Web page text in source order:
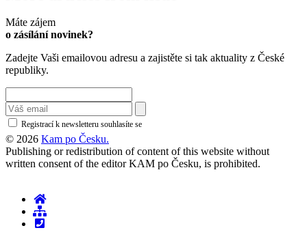
Máte zájem
o zásílání novinek?
Zadejte Vaši emailovou adresu a zajistěte si tak aktuality z České
republiky.
Registrací k newsletteru souhlasíte se
© 2026 Kam po Česku.
Publishing or redistribution of content of this website without
written consent of the editor KAM po Česku, is prohibited.